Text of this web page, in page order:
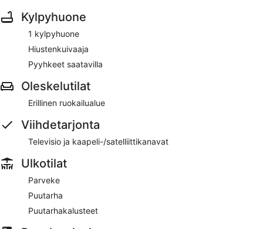
Kylpyhuone
1 kylpyhuone
Hiustenkuivaaja
Pyyhkeet saatavilla
Oleskelutilat
Erillinen ruokailualue
Viihdetarjonta
Televisio ja kaapeli-/satelliittikanavat
Ulkotilat
Parveke
Puutarha
Puutarhakalusteet